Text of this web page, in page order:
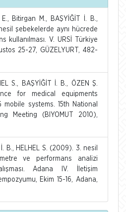
Bitirgan M., BAŞYİĞİT İ. B.,
şebekelerde aynı hücrede
kullanılması. V. URSİ Türkiye
25-27, GÜZELYURT, 482-
S., BAŞYİĞİT İ. B., ÖZEN Ş.
for medical equipments
systems. 15th National
Meeting (BIYOMUT 2010),
İ. B., HELHEL S. (2009). 3. nesil
ve performans analizi
Adana IV. İletişim
Ekim 15-16, Adana,